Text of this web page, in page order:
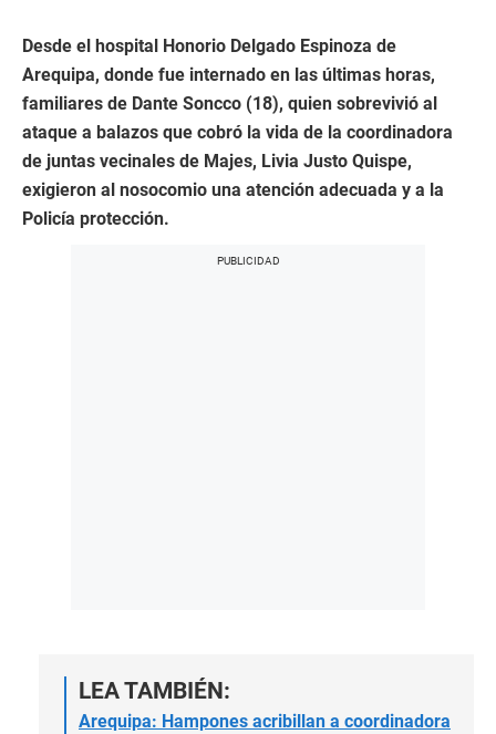
Desde el hospital Honorio Delgado Espinoza de
Arequipa, donde fue internado en las últimas horas,
familiares de Dante Soncco (18), quien sobrevivió al
ataque a balazos que cobró la vida de la coordinadora
de juntas vecinales de Majes, Livia Justo Quispe,
exigieron al nosocomio una atención adecuada y a la
Policía protección.
LEA TAMBIÉN:
Arequipa: Hampones acribillan a coordinadora